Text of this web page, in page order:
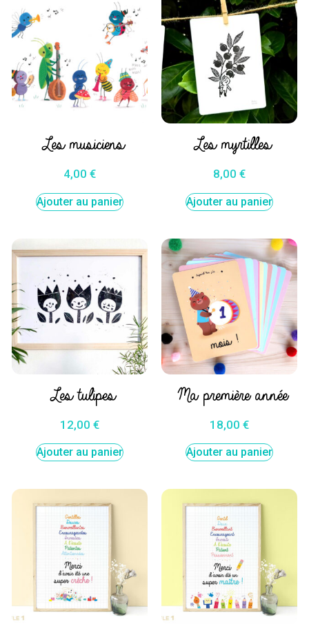
Les musiciens
4,00 €
Ajouter au panier
Les myrtilles
8,00 €
Ajouter au panier
Les tulipes
12,00 €
Ajouter au panier
Ma première année
18,00 €
Ajouter au panier